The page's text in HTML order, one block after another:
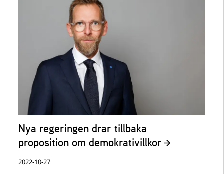
Nya regeringen drar tillbaka
proposition om demokrativillkor
2022-10-27